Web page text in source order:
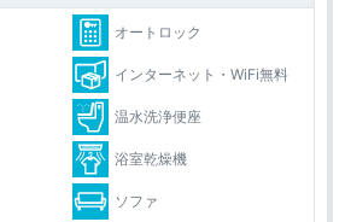
オートロック
インターネット・WiFi無料
温水洗浄便座
浴室乾燥機
ソファ